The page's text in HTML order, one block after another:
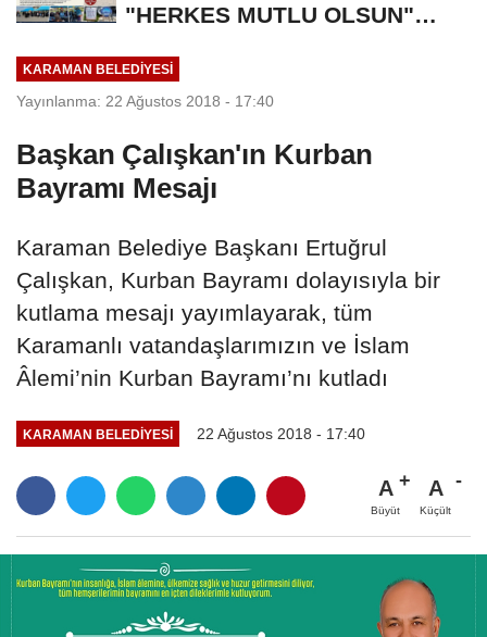
"HERKES MUTLU OLSUN"
GÜNÜNE...
KARAMAN BELEDIYESI
Yayınlanma: 22 Ağustos 2018 - 17:40
Başkan Çalışkan'ın Kurban
Bayramı Mesajı
Karaman Belediye Başkanı Ertuğrul
Çalışkan, Kurban Bayramı dolayısıyla bir
kutlama mesajı yayımlayarak, tüm
Karamanlı vatandaşlarımızın ve İslam
Âlemi’nin Kurban Bayramı’nı kutladı
KARAMAN BELEDIYESI 22 Ağustos 2018 - 17:40
A
Büyüt
A
Küçült